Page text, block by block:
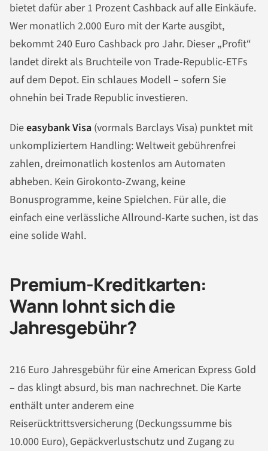
bietet dafür aber 1 Prozent Cashback auf alle Einkäufe.
Wer monatlich 2.000 Euro mit der Karte ausgibt,
bekommt 240 Euro Cashback pro Jahr. Dieser „Profit“
landet direkt als Bruchteile von Trade-Republic-ETFs
auf dem Depot. Ein schlaues Modell – sofern Sie
ohnehin bei Trade Republic investieren.
Dieeasybank Visa (vormals Barclays Visa) punktet mit
unkompliziertem Handling: Weltweit gebührenfrei
zahlen, dreimonatlich kostenlos am Automaten
abheben. Kein Girokonto-Zwang, keine
Bonusprogramme, keine Spielchen. Für alle, die
einfach eine verlässliche Allround-Karte suchen, ist das
eine solide Wahl.
Premium-Kreditkarten:
Wann lohnt sich die
Jahresgebühr?
216 Euro Jahresgebühr für eine American Express Gold
– das klingt absurd, bis man nachrechnet. Die Karte
enthält unter anderem eine
Reiserücktrittsversicherung (Deckungssumme bis
10.000 Euro), Gepäckverlustschutz und Zugang zu